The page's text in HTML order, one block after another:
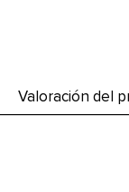
Valoración del